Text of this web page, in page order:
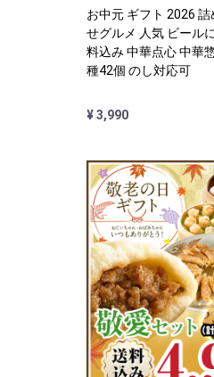
お中元 ギフト 2026
せグルメ 人気 ビール
料込み 中華点心 中華
種42個 のし対応可
¥ 3,990